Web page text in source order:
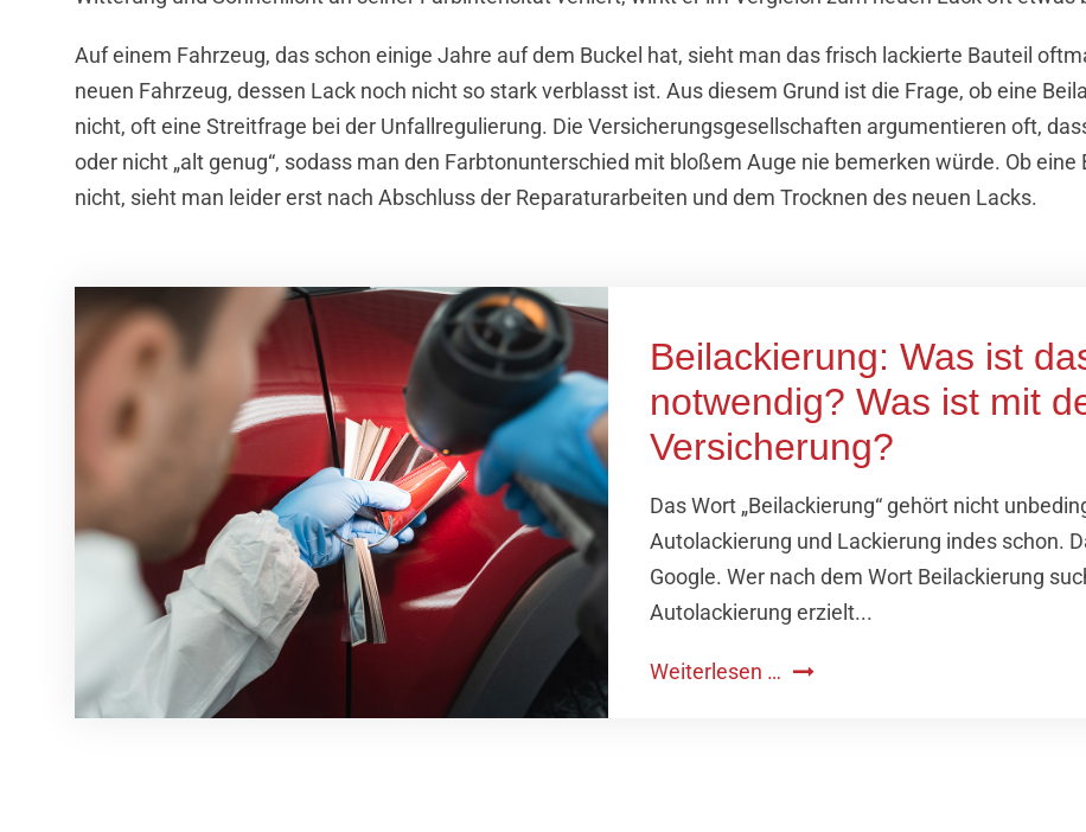
Auf einem Fahrzeug, das schon einige Jahre auf dem Buckel hat, sieht man das frisch lackierte Bauteil
neuen Fahrzeug, dessen Lack noch nicht so stark verblasst ist. Aus diesem Grund ist die Frage, ob eine
nicht, oft eine Streitfrage bei der Unfallregulierung. Die Versicherungsgesellschaften argumentieren oft,
oder nicht „alt genug“, sodass man den Farbtonunterschied mit bloßem Auge nie bemerken würde. Ob
nicht, sieht man leider erst nach Abschluss der Reparaturarbeiten und dem Trocknen des neuen Lacks.
Beilackierung: Was ist
notwendig? Was ist mit
Versicherung?
Das Wort „Beilackierung“ gehört nicht
Autolackierung und Lackierung indes schon.
Google. Wer nach dem Wort Beilackierung
Autolackierung erzielt...
Weiterlesen …